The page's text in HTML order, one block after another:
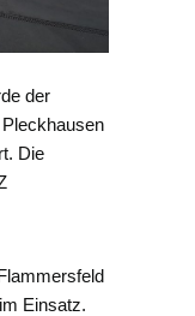
der
Die
Einsatz.